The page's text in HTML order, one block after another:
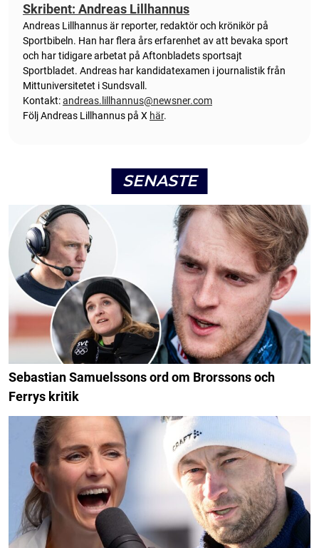
Skribent: Andreas Lillhannus
Andreas Lillhannus är reporter, redaktör och krönikör på
Sportbibeln. Han har flera års erfarenhet av att bevaka sport
och har tidigare arbetat på Aftonbladets sportsajt
Sportbladet. Andreas har kandidatexamen i journalistik från
Mittuniversitetet i Sundsvall.
Kontakt:andreas.lillhannus@newsner.com
Följ Andreas Lillhannus på X här.
SENASTE
Sebastian Samuelssons ord om Brorssons och
Ferrys kritik